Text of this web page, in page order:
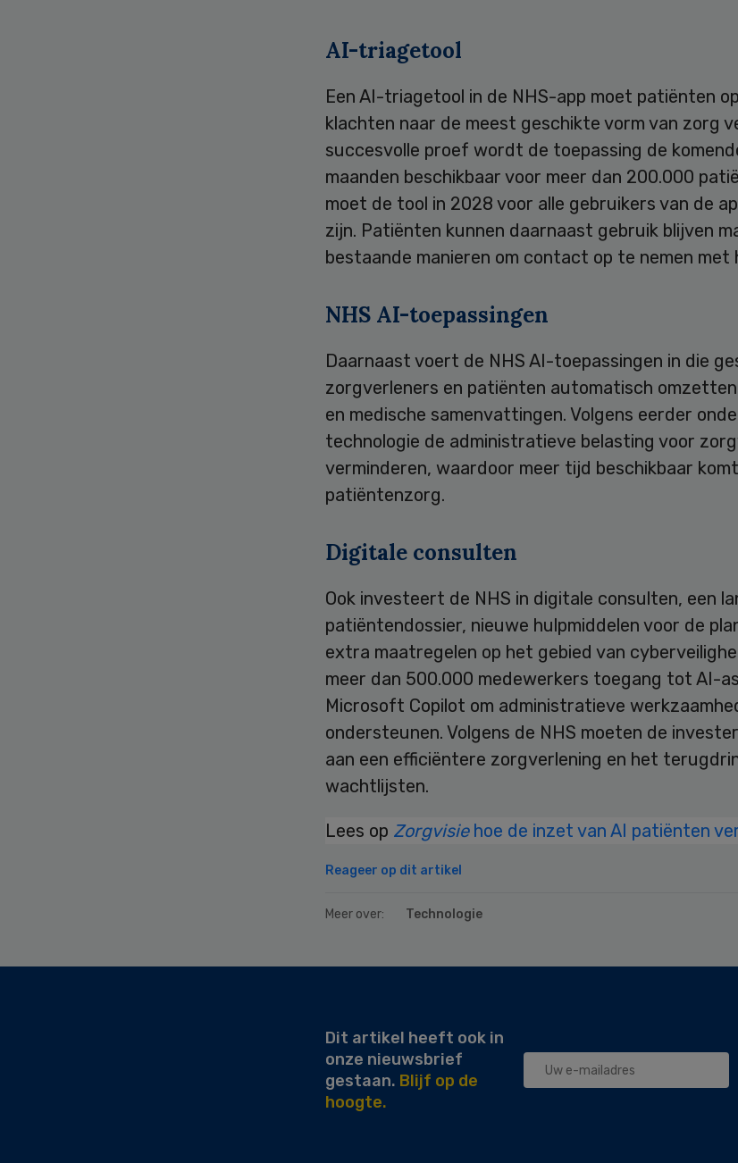
AI-triagetool
Een AI-triagetool in de NHS-app moet patiënten
klachten naar de meest geschikte vorm van zorg
succesvolle proef wordt de toepassing de
maanden beschikbaar voor meer dan 200.000
moet de tool in 2028 voor alle gebruikers van de
zijn. Patiënten kunnen daarnaast gebruik blijven
bestaande manieren om contact op te nemen met
NHS AI-toepassingen
Daarnaast voert de NHS AI-toepassingen in die
zorgverleners en patiënten automatisch
en medische samenvattingen. Volgens eerder
technologie de administratieve belasting voor
verminderen, waardoor meer tijd beschikbaar
patiëntenzorg.
Digitale consulten
Ook investeert de NHS in digitale consulten, een
patiëntendossier, nieuwe hulpmiddelen voor de
extra maatregelen op het gebied van
meer dan 500.000 medewerkers toegang tot AI-
Microsoft Copilot om administratieve
ondersteunen. Volgens de NHS moeten de
aan een efficiëntere zorgverlening en het
wachtlijsten.
Lees op Zorgvisie hoe de inzet van AI patiënten
Reageer op dit artikel
Meer over: Technologie
Secondary
Dit artikel heeft ook in
onze nieuwsbrief
gestaan. Blijf op de
hoogte.